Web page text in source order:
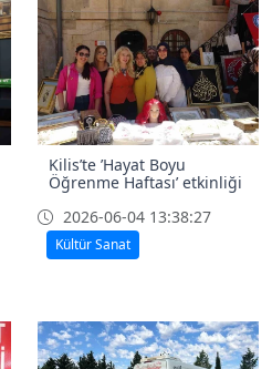
Kilis’te ’Hayat Boyu
Öğrenme Haftası’ etkinliği
2026-06-04 13:38:27
Kültür Sanat